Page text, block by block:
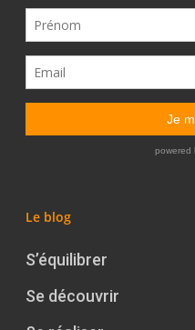
Le blog
S’équilibrer
Se découvrir